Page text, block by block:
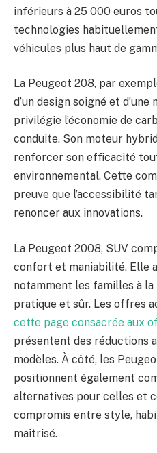
inférieurs à 25 000 euros
technologies
véhicules plus haut de
La Peugeot 208, par
d’un design soigné et
privilégie l’économie de
conduite. Son moteur
renforcer son efficacité
environnemental. Cette
preuve que l’accessibilité
renoncer aux innovations.
La Peugeot 2008, SUV
confort et maniabilité. Elle
notamment les familles à la
pratique et sûr. Les offres
cette page consacrée aux
présentent des réductions
modèles. À côté, les
positionnent également
alternatives pour celles et
compromis entre style,
maîtrisé.